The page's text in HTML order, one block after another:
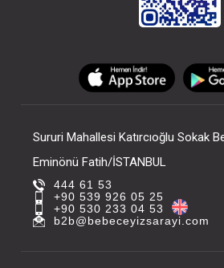
Sururi Mahallesi Katırcıoğlu Sokak
Eminönü Fatih/İSTANBUL
444 61 53
+90 539 926 05 25
+90 530 233 04 53
b2b@bebeceyizsarayi.com